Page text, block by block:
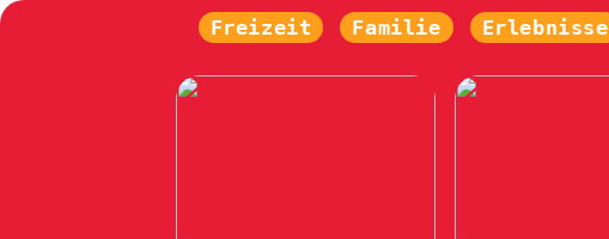
Freizeit Familie Erlebnisse